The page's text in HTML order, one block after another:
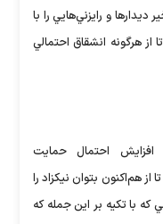
و رايزني‌هايي را با
از هرگونه انشقاق احتمالي
افزايش احتمال حمايت
هم‌اكنون بتوان نيكزاد را
كه با تكيه بر اين جمله كه